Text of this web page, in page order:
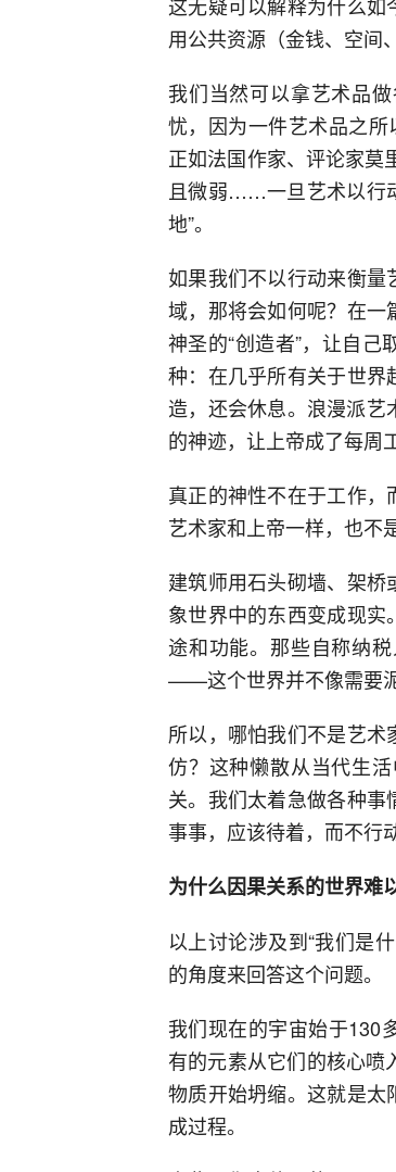
用公共资源（金钱、空间
我们当然可以拿艺术品
忧，因为一件艺术品之
正如法国作家、评论家莫
且微弱……一旦艺术以行
地”。
如果我们不以行动来衡量
域，那将会如何呢？在一
神圣的“创造者”，让自
种：在几乎所有关于世界
造，还会休息。浪漫派艺
的神迹，让上帝成了每周
真正的神性不在于工作，
艺术家和上帝一样，也不是
建筑师用石头砌墙、架
象世界中的东西变成现
途和功能。那些自称纳
——这个世界并不像需要泥
所以，哪怕我们不是艺
仿？这种懒散从当代生
关。我们太着急做各种
事事，应该待着，而不行
为什么因果关系的世界难
以上讨论涉及到“我们是
的角度来回答这个问题。
我们现在的宇宙始于130
有的元素从它们的核心喷
物质开始坍缩。这就是
成过程。